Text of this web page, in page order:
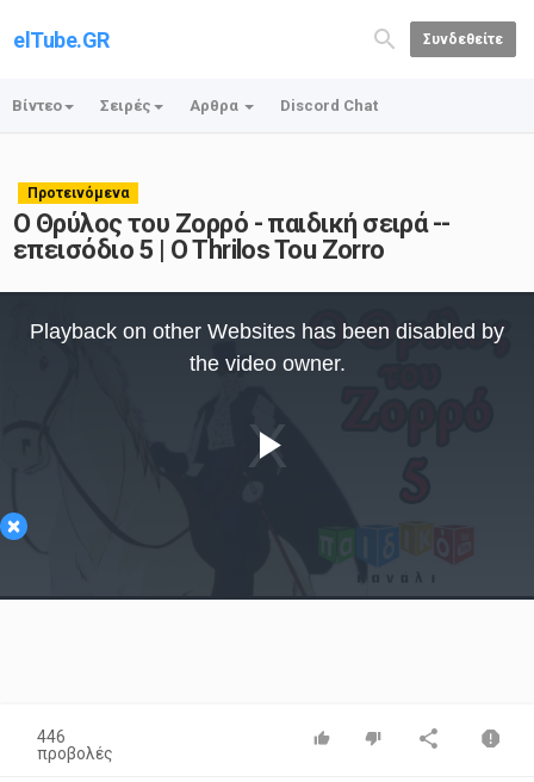
elTube.GR Συνδεθείτε
Βίντεο Σειρές Αρθρα Discord Chat
Προτεινόμενα
Ο Θρύλος του Ζορρό - παιδική σειρά --
επεισόδιο 5 | O Thrilos Tou Zorro
×
Video
Playback on other Websites has been disabled by
the video owner.
446
προβολές